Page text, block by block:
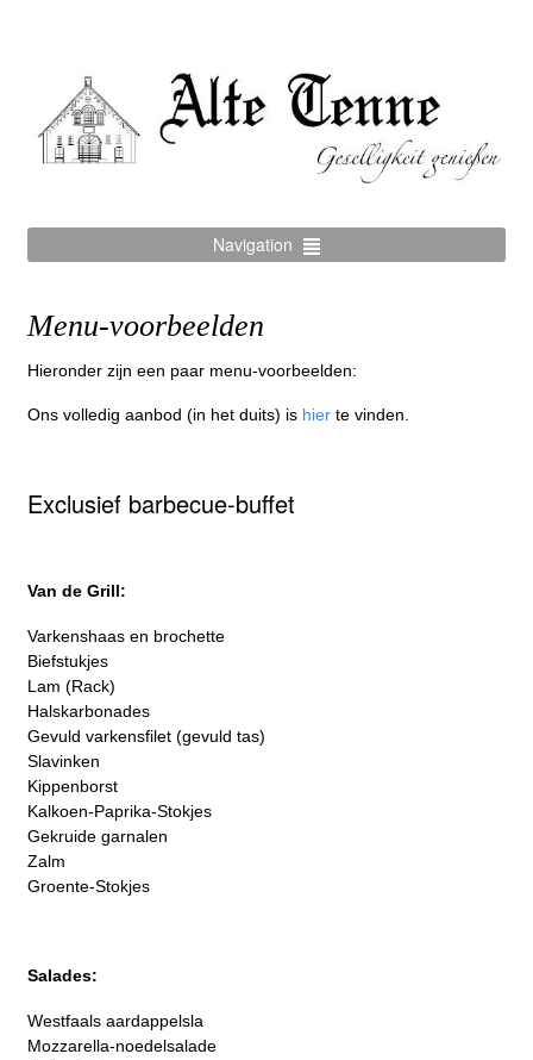
Navigation
Menu-voorbeelden
Hieronder zijn een paar menu-voorbeelden:
Ons volledig aanbod (in het duits) is hierte vinden.
Exclusief barbecue-buffet
Van de Grill:
Varkenshaas en brochette
Biefstukjes
Lam (Rack)
Halskarbonades
Gevuld varkensfilet (gevuld tas)
Slavinken
Kippenborst
Kalkoen-Paprika-Stokjes
Gekruide garnalen
Zalm
Groente-Stokjes
Salades:
Westfaals aardappelsla
Mozzarella-noedelsalade